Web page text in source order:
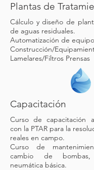
Plantas de
Cálculo y diseño de
de aguas residuales.
Automatización de
Construcción/
Lamelares/Filtros Prensas
Capacitación
Curso de capacitación
con la PTAR para la
reales en campo.
Curso de
cambio de
neumática básica.